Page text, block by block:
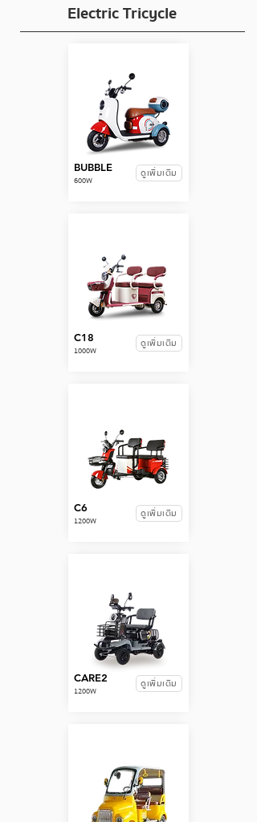
Electric Tricycle
BUBBLE
600W
ดูเพิ่มเติม
C18
1000W
ดูเพิ่มเติม
C6
1200W
ดูเพิ่มเติม
CARE2
1200W
ดูเพิ่มเติม